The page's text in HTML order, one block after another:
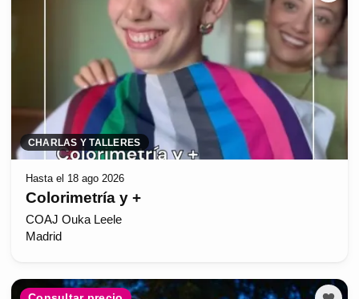
CHARLAS Y TALLERES
Hasta el 18 ago 2026
Colorimetría y +
COAJ Ouka Leele
Madrid